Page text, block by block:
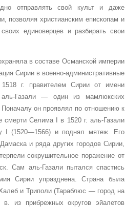
отправлять свой культ и даже
позволяя христианским епископам и
единоверцев и разбирать свои
в составе Османской империи
Сирии в военно-административные
г. правителем Сирии от имени
аль-Газали — один из мамлюкских
он проявлял по отношению к
смерти Селима I в 1520 г. аль-Газали
I (1520—1566) и поднял мятеж. Его
и ряда других городов Сирии,
сокрушительное поражение от
Сам аль-Газали пытался спастись
Сирии упразднена. Страна была
и Триполи (Тараблюс — город на
из прибрежных округов эйалетов